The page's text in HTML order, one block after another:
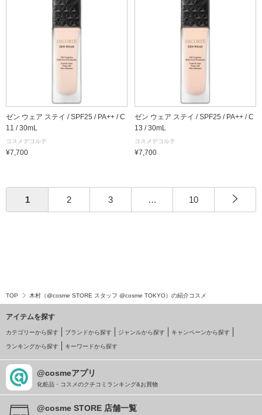
ゼン ウェア ステイ / SPF25 / PA++ / C
11 / 30mL
コスメデコルテ
¥7,700
ゼン ウェア ステイ / SPF25 / PA++ / C
13 / 30mL
コスメデコルテ
¥7,700
1 2 3 … 10
TOP 木村（@cosme STORE スタッフ @cosme TOKYO）の紹介コスメ
アイテムを探す
カテゴリーから探す ブランドから探す ジャンルから探す キャンペーンから探す
ランキングから探す キーワードから探す
@cosmeアプリ
化粧品・コスメのクチコミランキング&お買物
@cosme STORE 店舗一覧